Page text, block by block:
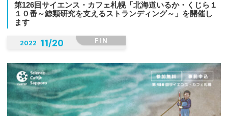
第126回サイエンス ・ カフェ札幌「北海道いるか・ くじら １
１０番～鯨類研究を支えるストランディング～」を開催し
ます
FIN
2022 11/20